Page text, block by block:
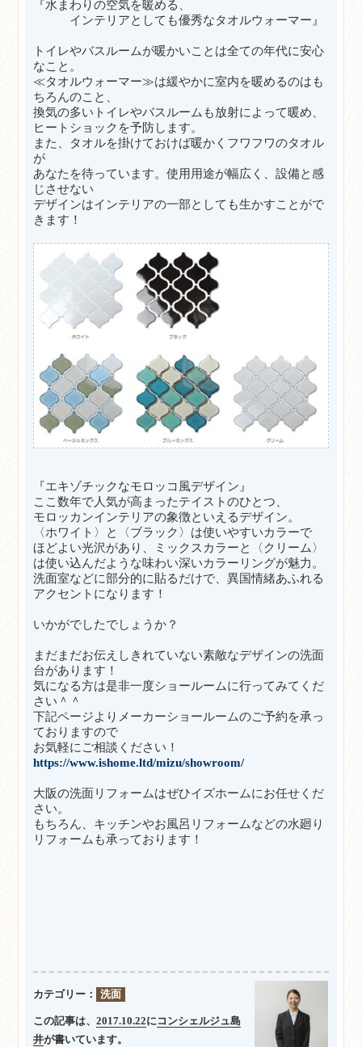
『水まわりの空気を暖める、
インテリアとしても優秀なタオルウォーマー』
トイレやバスルームが暖かいことは全ての年代に安心
なこと。
≪タオルウォーマー≫は緩やかに室内を暖めるのはも
ちろんのこと、
換気の多いトイレやバスルームも放射によって暖め、
ヒートショックを予防します。
また、タオルを掛けておけば暖かくフワフワのタオル
が
あなたを待っています。使用用途が幅広く、設備と感
じさせない
デザインはインテリアの一部としても生かすことがで
きます！
『エキゾチックなモロッコ風デザイン』
ここ数年で人気が高まったテイストのひとつ、
モロッカンインテリアの象徴といえるデザイン。
〈ホワイト〉と〈ブラック〉は使いやすいカラーで
ほどよい光沢があり、ミックスカラーと〈クリーム〉
は使い込んだような味わい深いカラーリングが魅力。
洗面室などに部分的に貼るだけで、異国情緒あふれる
アクセントになります！
いかがでしたでしょうか？
まだまだお伝えしきれていない素敵なデザインの洗面
台があります！
気になる方は是非一度ショールームに行ってみてくだ
さい＾＾
下記ページよりメーカーショールームのご予約を承っ
ておりますので
お気軽にご相談ください！
https://www.ishome.ltd/mizu/showroom/
大阪の洗面リフォームはぜひイズホームにお任せくだ
さい。
もちろん、キッチンやお風呂リフォームなどの水廻り
リフォームも承っております！
カテゴリー： 洗面
この記事は、2017.10.22にコンシェルジュ島
井が書いています。